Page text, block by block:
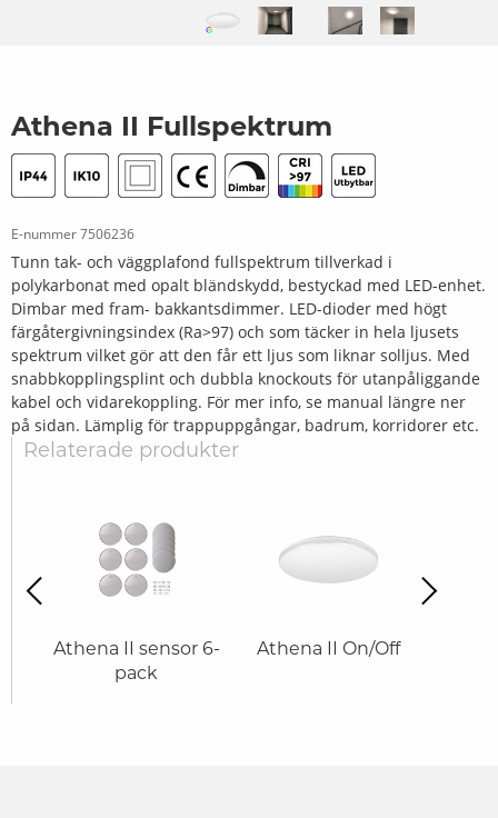
Athena II Fullspektrum
E-nummer7506236
Tunn tak- och väggplafond fullspektrum tillverkad i
polykarbonat med opalt bländskydd, bestyckad med LED-enhet.
Dimbar med fram- bakkantsdimmer. LED-dioder med högt
färgåtergivningsindex (Ra>97) och som täcker in hela ljusets
spektrum vilket gör att den får ett ljus som liknar solljus. Med
snabbkopplingsplint och dubbla knockouts för utanpåliggande
kabel och vidarekoppling. För mer info, se manual längre ner
på sidan. Lämplig för trappuppgångar, badrum, korridorer etc.
Relaterade produkter
Athena II sensor 6-
pack
Athena II On/Off
Next